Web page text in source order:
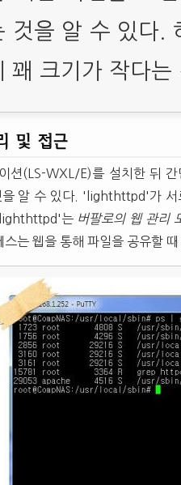
것을 알 수 있다.
꽤 크기가 작다
및 접근
션(LS-WXL/E)를 설치한 뒤
을 알 수 있다. 'lighthttpd'가 서
는 버팔로의 웹 관리
스는 웹을 통해 파일을 공유할